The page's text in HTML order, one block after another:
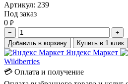
Артикул: 239
Под заказ
0 ₽
−
+
Добавить в корзину
Купить в 1 клик
Яндекс Маркет
Wildberries
💳 Оплата и получение